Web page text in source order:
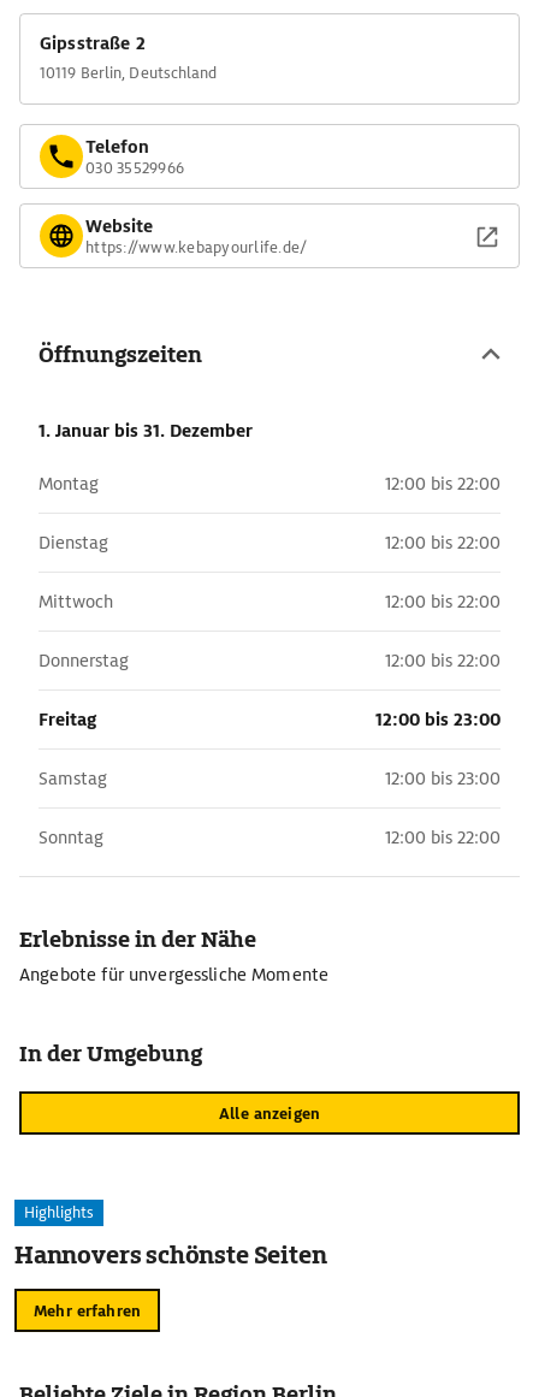
Gipsstraße 2
10119 Berlin, Deutschland
Telefon
030 35529966
Website
https://www.kebapyourlife.de/
Öffnungszeiten
1. Januar bis 31. Dezember
Montag 12:00 bis 22:00
Dienstag 12:00 bis 22:00
Mittwoch 12:00 bis 22:00
Donnerstag 12:00 bis 22:00
Freitag 12:00 bis 23:00
Samstag 12:00 bis 23:00
Sonntag 12:00 bis 22:00
Erlebnisse in der Nähe
Angebote für unvergessliche Momente
In der Umgebung
Alle anzeigen
Highlights
Hannovers schönste Seiten
Mehr erfahren